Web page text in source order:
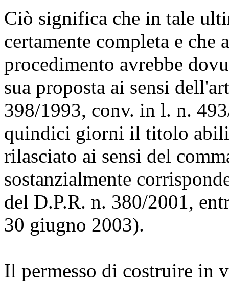
Ciò significa che in tale
certamente completa e
procedimento avrebbe
sua proposta ai sensi
398/1993, conv. in l. n.
quindici giorni il titolo
rilasciato ai sensi del
sostanzialmente
del D.P.R. n. 380/2001,
30 giugno 2003).
Il permesso di costruire in